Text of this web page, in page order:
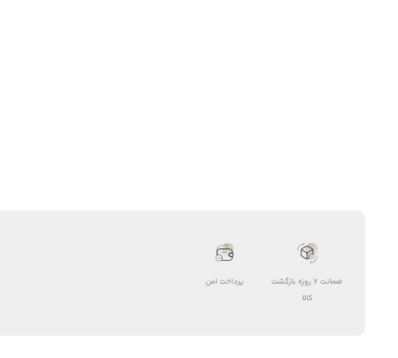
ضمانت 7 روزه بازگشت
کالا
پرداخت امن